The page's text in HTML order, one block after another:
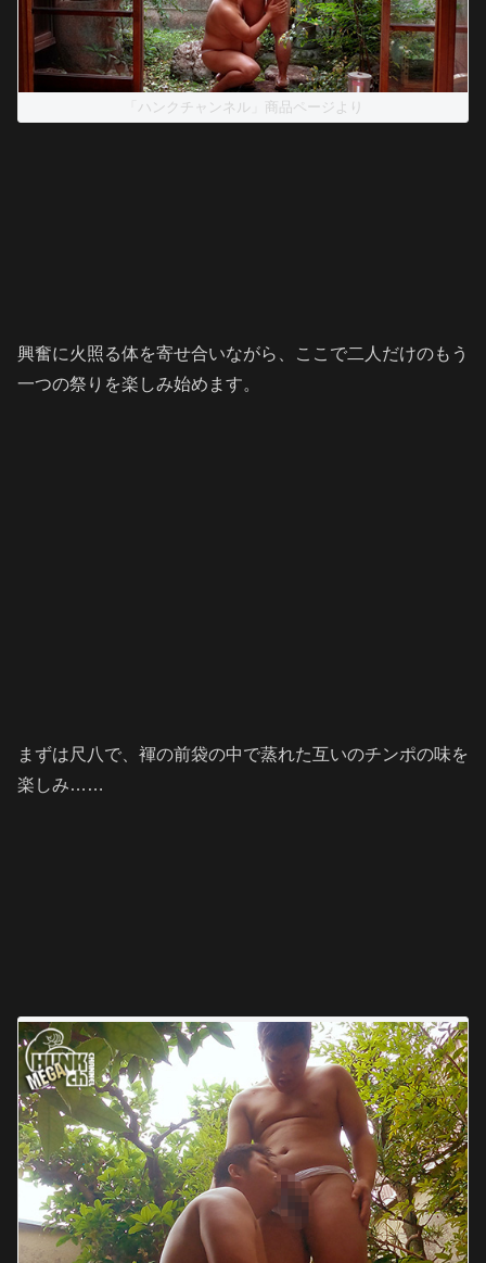
「ハンクチャンネル」商品ページより
興奮に火照る体を寄せ合いながら、ここで二人だけのもう
一つの祭りを楽しみ始めます。
まずは尺八で、褌の前袋の中で蒸れた互いのチンポの味を
楽しみ……